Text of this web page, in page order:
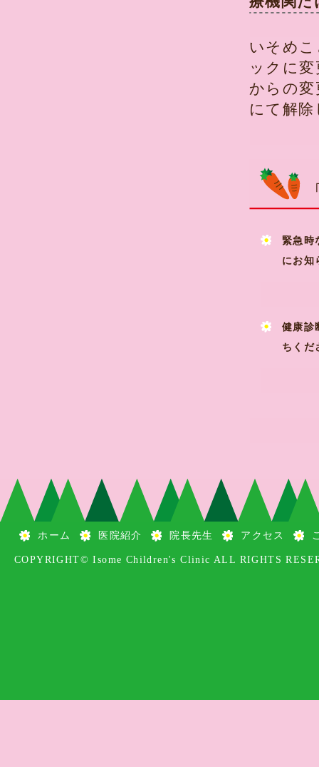
いそめ
ックに
からの
にて解
緊急時
にお知
健康診
ちくだ
ホーム 医院紹介 院長先生 アクセス
COPYRIGHT© Isome Children's Clinic ALL RIGHTS